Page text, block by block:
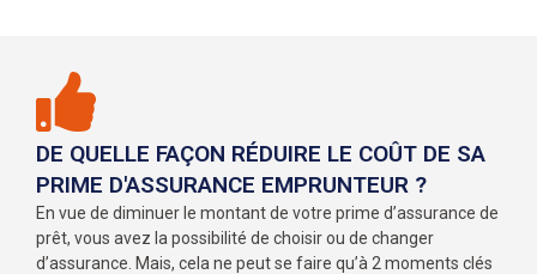
DE QUELLE FAÇON RÉDUIRE LE COÛT DE SA
PRIME D'ASSURANCE EMPRUNTEUR ?
En vue de diminuer le montant de votre prime d’assurance de
prêt, vous avez la possibilité de choisir ou de changer
d’assurance. Mais, cela ne peut se faire qu’à 2 moments clés